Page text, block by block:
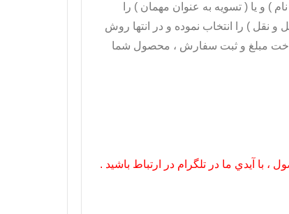
) و يا ( تسويه به عنوان مهمان ) را
نقل ) را انتخاب نموده و در انتها روش
مبلغ و ثبت سفارش ، محصول شما
با آيدي ما در تلگرام در ارتباط باشيد .